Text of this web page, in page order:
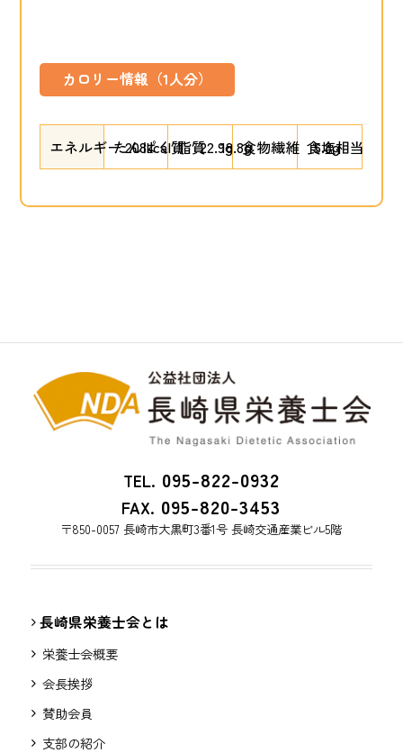
カロリー情報（1人分）
エネルギー 208kcalたんぱく質 22.9g
脂質 18.8g食物繊維 5.8g食塩相当量
TEL. 095-822-0932
FAX. 095-820-3453
〒850-0057 長崎市大黒町3番1号 長崎交通産業ビル5階
長崎県栄養士会とは
栄養士会概要
会長挨拶
賛助会員
支部の紹介